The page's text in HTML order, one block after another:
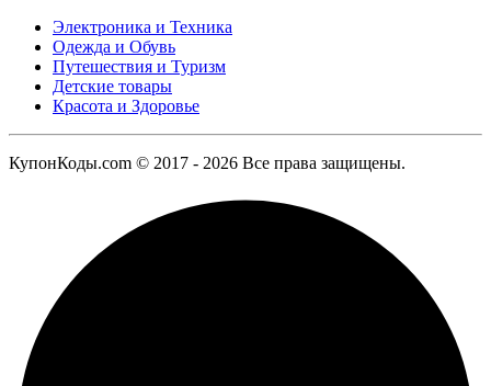
Электроника и Техника
Одежда и Обувь
Путешествия и Туризм
Детские товары
Красота и Здоровье
КупонКоды.com © 2017 - 2026 Все права защищены.